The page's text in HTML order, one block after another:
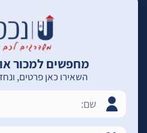
מחפשים למכור
השאירו כאן פרטים,